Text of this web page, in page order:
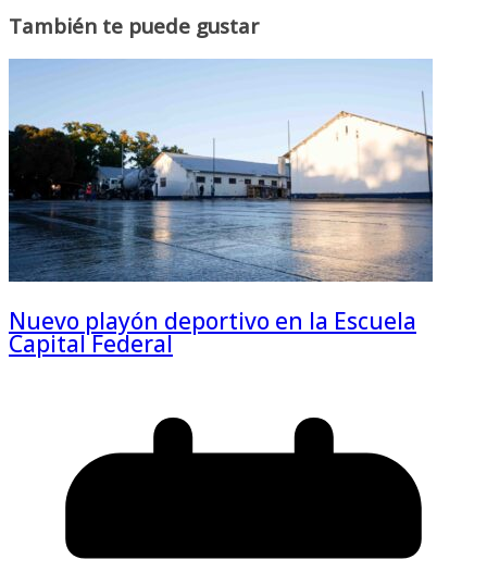
También te puede gustar
Nuevo playón deportivo en la Escuela
Capital Federal